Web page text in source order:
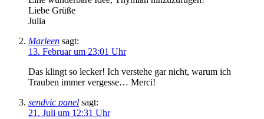
Liebe Grüße
Julia
Marleen sagt:
13. Februar um 23:01 Uhr
Das klingt so lecker! Ich verstehe gar nicht, warum ich
Trauben immer vergesse… Merci!
sendvic panel sagt:
21. Juli um 12:31 Uhr